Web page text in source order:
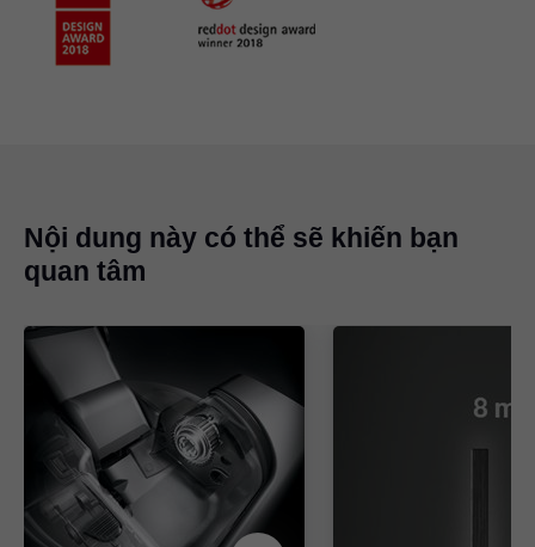
Nội dung này có thể sẽ khiến bạn
quan tâm